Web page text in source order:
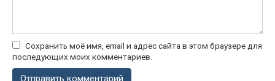
Сохранить моё имя, email и адрес сайта в этом браузере для
последующих моих комментариев.